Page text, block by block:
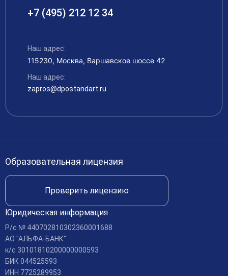
Акции
Контакты
Документы
Руководство и педагогический состав
Материально-техническое обеспечение
Платные образовательные услуги
Вакансии
Международное сотрудничество
Доступная среда
Доставка и оплата
обучение с выдачей удостоверения
Рабочие специальности
Аккредитация
+7 (495) 212 12 34
Наш адрес:
115230, Москва, Варшавское шоссе 42
Наш адрес:
zapros@dpostandart.ru
Образовательная лицензия
Проверить лицензию
Юридическая информация
Р/c № 440702810302360001688
АО "АЛЬФА-БАНК"
к/c 30101810200000000593
БИК 044525593
ИНН 7725289953